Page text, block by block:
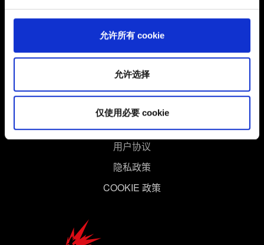
您可以在下面的"设置"菜单中找到有关我们使用 Cookie 的
其中的内容并准备好继续，请点击"确定"。
允许所有 cookie
允许选择
仅使用必要 cookie
简体中文
用户协议
隐私政策
COOKIE 政策